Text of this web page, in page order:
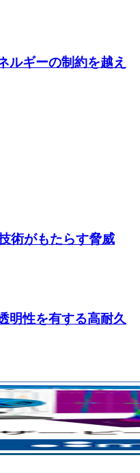
ルギーの制約を越え
術がもたらす脅威
明性を有する高耐久